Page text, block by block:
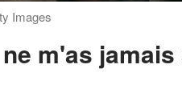
Images
ne m'as